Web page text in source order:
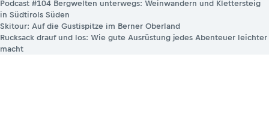
Podcast #104 Bergwelten unterwegs: Weinwandern und Klettersteig
in Südtirols Süden
Skitour: Auf die Gustispitze im Berner Oberland
Rucksack drauf und los: Wie gute Ausrüstung jedes Abenteuer leichter
macht